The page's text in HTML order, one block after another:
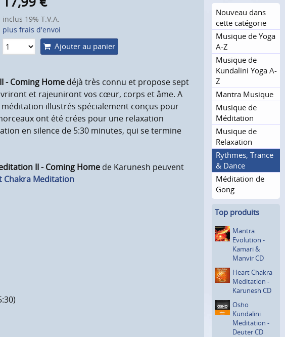
inclus 19% T.V.A.
plus frais d'envoi
Ajouter au panier
- Coming Homedéjà très connu et propose sept
et rajeuniront vos cœur, corps et âme. A
illustrés spécialement conçus pour
ont été crées pour une relaxation
en silence de 5:30 minutes, qui se termine
II - Coming Homede Karunesh peuvent
Chakra Meditation
Nouveau dans
cette catégorie
Musique de Yoga
A-Z
Musique de
Kundalini Yoga A-
Z
Mantra Musique
Musique de
Méditation
Musique de
Relaxation
Rythmes, Trance
& Dance
Méditation de
Gong
Top produits
Mantra
Evolution -
Kamari &
Manvir CD
Heart Chakra
Meditation -
Karunesh CD
Osho
Kundalini
Meditation -
Deuter CD